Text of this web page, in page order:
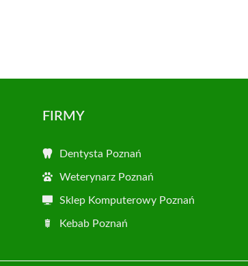
FIRMY
Dentysta Poznań
Weterynarz Poznań
Sklep Komputerowy Poznań
Kebab Poznań